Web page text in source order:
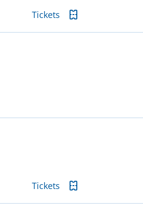
Tickets
Tickets